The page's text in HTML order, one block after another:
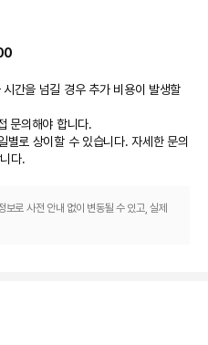
바/라운지 및 탁 트인 수영장 전망까
있습니다. 풀사이드 바에서는 좋아하
어요. 아침 식사(풀 브렉퍼스트)를 매
수 있습니다.
선 인터넷, 비즈니스 센터, 리무진/
으로 왕복 공항 셔틀(24시간 운행) 서
료 셀프 주차도 가능합니다.
간을 넘길 경우 추가 비용이 발생할
문의해야 합니다.
별로 상이할 수 있습니다. 자세한 문의
다.
보로 사전 안내 없이 변동될 수 있고, 실제